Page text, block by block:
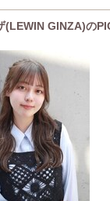
(LEWIN GINZA)の